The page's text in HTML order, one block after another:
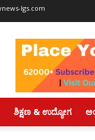
lgs.com
ಶಿಕ್ಷಣ & ಉದ್ಯೋಗ